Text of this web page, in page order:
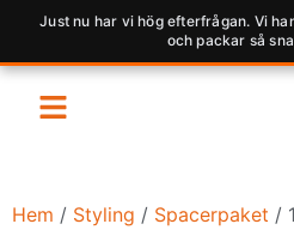
Just nu har vi hög efterfrågan. Vi
och packar så
Hem / Styling / Spacerpaket /